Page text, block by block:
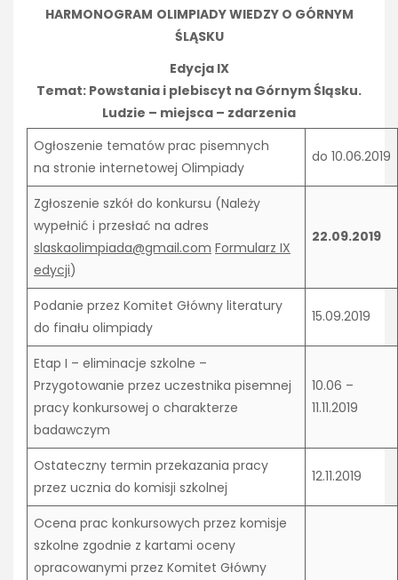
HARMONOGRAM OLIMPIADY WIEDZY O GÓRNYM
ŚLĄSKU
Edycja IX
Temat: Powstania i plebiscyt na Górnym Śląsku.
Ludzie – miejsca – zdarzenia
Ogłoszenie tematów prac pisemnych
na stronie internetowej Olimpiady
do 10.06.2019
Zgłoszenie szkół do konkursu (Należy
wypełnić i przesłać na adres
slaskaolimpiada@gmail.com Formularz IX
edycji)
22.09.2019
Podanie przez Komitet Główny literatury
do finału olimpiady
15.09.2019
Etap I – eliminacje szkolne –
Przygotowanie przez uczestnika pisemnej
pracy konkursowej o charakterze
badawczym
10.06 –
11.11.2019
Ostateczny termin przekazania pracy
przez ucznia do komisji szkolnej
12.11.2019
Ocena prac konkursowych przez komisje
szkolne zgodnie z kartami oceny
opracowanymi przez Komitet Główny